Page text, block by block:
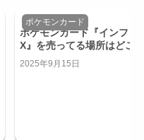
ポケモンカード『インフェ
X』を売ってる場所はどこ
ビニで買える？
2025年9月15日
ポケモンカード